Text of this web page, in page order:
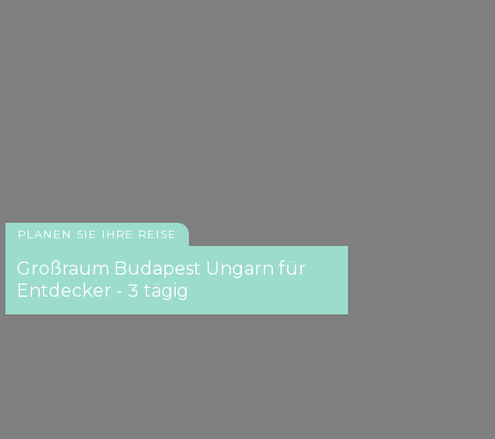
PLANEN SIE IHRE REISE
Großraum Budapest Ungarn für
Entdecker - 3 tägig